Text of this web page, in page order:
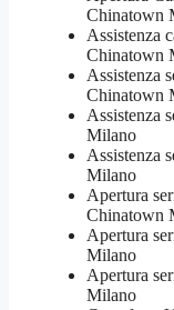
Chinatown
Assistenza
Chinatown
​Assistenza
Chinatown
Assistenza
Milano
Assistenza
Milano
​Apertura
Chinatown
Apertura
Milano
​Apertura
Milano